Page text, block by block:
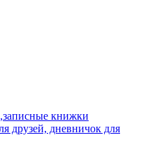
книжки
друзей, дневничок для